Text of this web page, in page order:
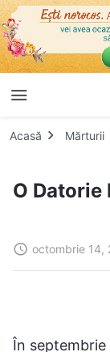
Acasă Mărturii
O Datorie
octombrie 14,
În